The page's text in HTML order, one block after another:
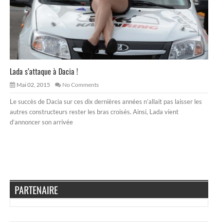
Lada s’attaque à Dacia !
Mai 02, 2015 No Comments
Le succès de Dacia sur ces dix dernières années n’allait pas laisser les
autres constructeurs rester les bras croisés. Ainsi, Lada vient
d’annoncer son arrivée
PARTENAIRE